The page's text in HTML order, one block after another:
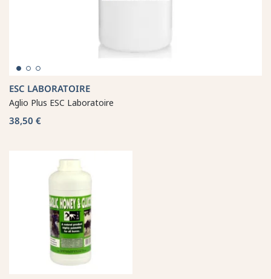
ESC LABORATOIRE
Aglio Plus ESC Laboratoire
38,50 €